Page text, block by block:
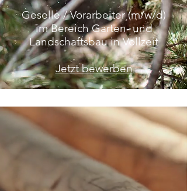
Geselle / Vorarbeiter (m/w/d)
im Bereich Garten- und
Landschaftsbau in Vollzeit
Jetzt bewerben